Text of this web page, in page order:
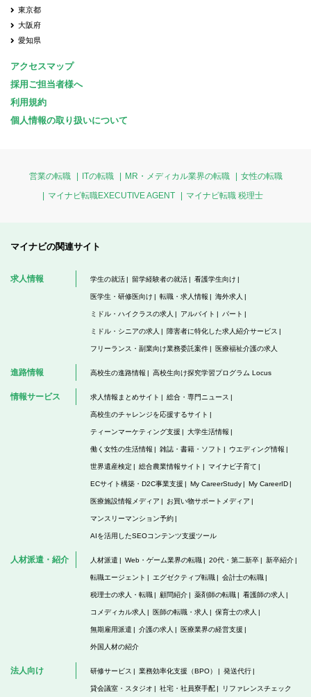
東京都
大阪府
愛知県
アクセスマップ
採用ご担当者様へ
利用規約
個人情報の取り扱いについて
営業の転職 ITの転職 MR・メディカル業界の転職
女性の転職
マイナビ転職EXECUTIVE AGENT
マイナビ転職 税理士
マイナビの関連サイト
求人情報 学生の就活 留学経験者の就活 看護学生向け
医学生・研修医向け 転職・求人情報 海外求人
ミドル・ハイクラスの求人 アルバイト パート
ミドル・シニアの求人 障害者に特化した求人紹介サービス
フリーランス・副業向け業務委託案件 医療福祉介護の求人
進路情報 高校生の進路情報 高校生向け探究学習プログラム Locus
情報サービス 求人情報まとめサイト 総合・専門ニュース
高校生のチャレンジを応援するサイト
ティーンマーケティング支援 大学生活情報
働く女性の生活情報 雑誌・書籍・ソフト ウエディング情報
世界遺産検定 総合農業情報サイト マイナビ子育て
ECサイト構築・D2C事業支援 My CareerStudy My CareerID
医療施設情報メディア お買い物サポートメディア
マンスリーマンション予約
AIを活用したSEOコンテンツ支援ツール
人材派遣・紹介 人材派遣 Web・ゲーム業界の転職 20代・第二新卒 新卒紹介
転職エージェント エグゼクティブ転職 会計士の転職
税理士の求人・転職 顧問紹介 薬剤師の転職 看護師の求人
コメディカル求人 医師の転職・求人 保育士の求人
無期雇用派遣 介護の求人 医療業界の経営支援
外国人材の紹介
法人向け 研修サービス 業務効率化支援（BPO） 発送代行
貸会議室・スタジオ 社宅・社員寮手配 リファレンスチェック